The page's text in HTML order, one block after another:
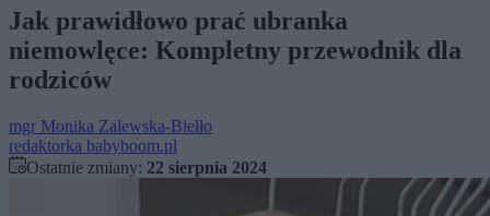
Jak prawidłowo prać ubranka
niemowlęce: Kompletny przewodnik dla
rodziców
mgr Monika Zalewska-Biełło
redaktorka babyboom.pl
Ostatnie zmiany: 22 sierpnia 2024